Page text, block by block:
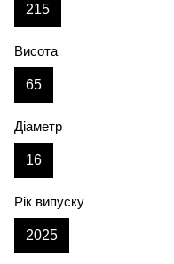
215
Висота
65
Діаметр
16
Рік випуску
2025